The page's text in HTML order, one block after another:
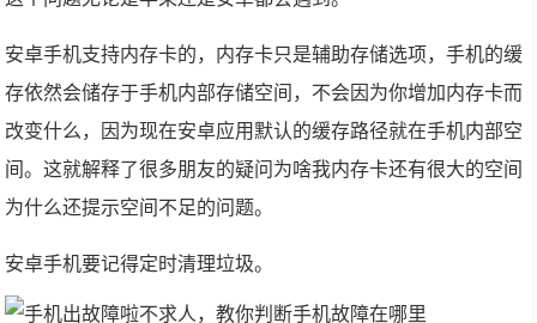
安卓手机支持内存卡的，内存卡只是辅助存储选项，手机的缓
存依然会储存于手机内部存储空间，不会因为你增加内存卡而
改变什么，因为现在安卓应用默认的缓存路径就在手机内部空
间。这就解释了很多朋友的疑问为啥我内存卡还有很大的空间
为什么还提示空间不足的问题。
安卓手机要记得定时清理垃圾。